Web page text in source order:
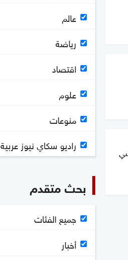
عالم
رياضة
اقتصاد
علوم
منوعات
راديو سكاي نيوز عربية
بحث متقدم
جميع الفئات
أخبار